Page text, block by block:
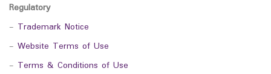
Regulatory
- Trademark Notice
- Website Terms of Use
- Terms & Conditions of Use